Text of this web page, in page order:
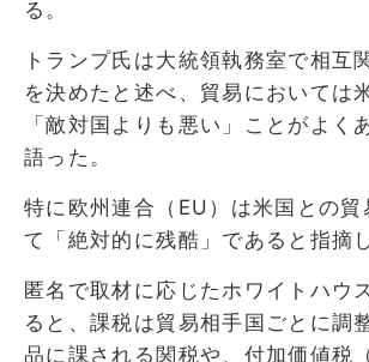
る。
トランプ氏は大統領執務室で相互
を決めたと述べ、貿易においては
「敵対国よりも悪い」ことがよく
語った。
特に欧州連合（EU）は米国との貿
て「絶対的に残酷」であると指摘
匿名で取材に応じたホワイトハウ
ると、課税は貿易相手国ごとに調
品に課される関税や、付加価値税